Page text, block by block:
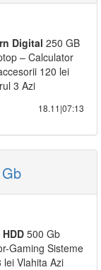
Digital 250 GB
– Calculator
120 lei
3 Azi
18.11|07:13
HDD 500 Gb
Gaming Sisteme
lei Vlahita Azi